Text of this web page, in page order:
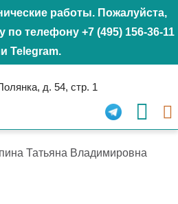
работы. Пожалуйста,
по телефону +7 (495) 156-36-11
Telegram.
д. 54, стр. 1
Татьяна Владимировна